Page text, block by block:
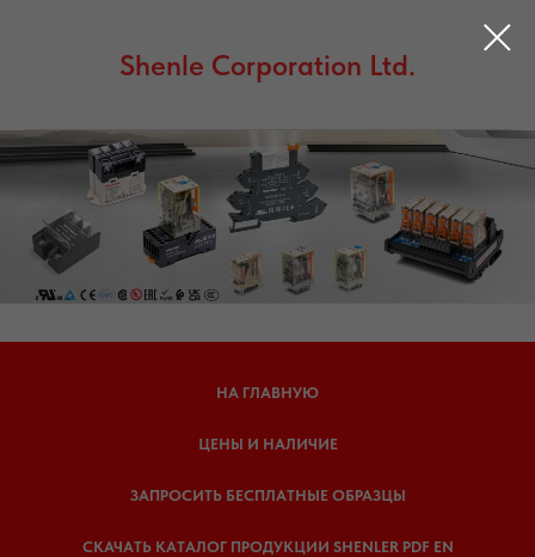
Shenle Corporation Ltd.
НА ГЛАВНУЮ
ЦЕНЫ И НАЛИЧИЕ
ЗАПРОСИТЬ БЕСПЛАТНЫЕ ОБРАЗЦЫ
СКАЧАТЬ КАТАЛОГ ПРОДУКЦИИ SHENLER PDF EN